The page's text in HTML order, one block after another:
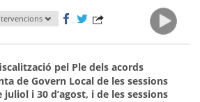
pel Ple dels acords
de Govern Local de les sessions
juliol i 30 d’agost, i de les sessions